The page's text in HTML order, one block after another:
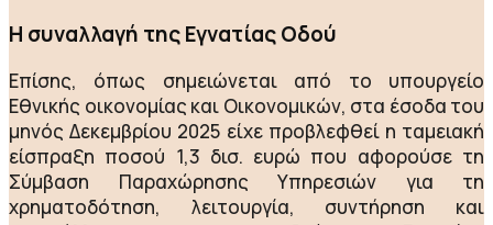
Η συναλλαγή της Εγνατίας Οδού
Επίσης, όπως σημειώνεται από το υπουργείο
Εθνικής οικονομίας και Οικονομικών, στα έσοδα του
μηνός Δεκεμβρίου 2025 είχε προβλεφθεί η ταμειακή
είσπραξη ποσού 1,3 δισ. ευρώ που αφορούσε τη
Σύμβαση Παραχώρησης Υπηρεσιών για τη
χρηματοδότηση, λειτουργία, συντήρηση και